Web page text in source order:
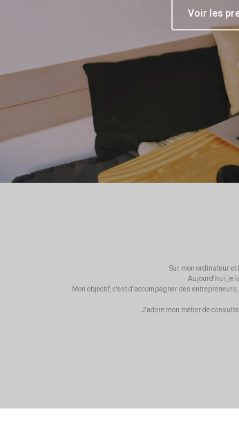
Voir les
Sur mon ordinateur
Aujourd'hui, je
Mon objectif, c'est d'accompagner des
J'adore mon métier de